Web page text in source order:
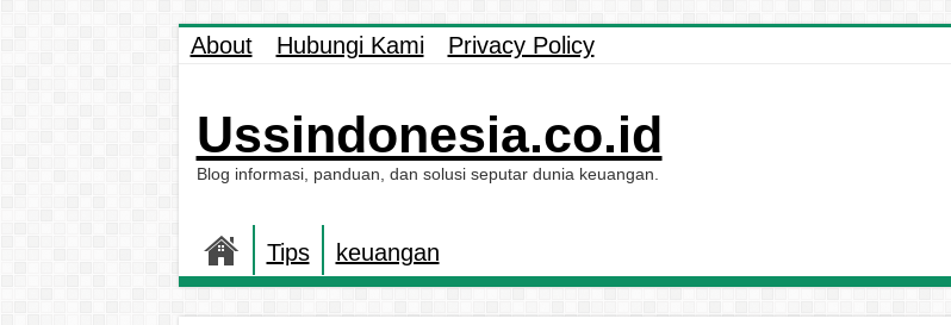
About Hubungi Kami Privacy Policy
Ussindonesia.co.id
Blog informasi, panduan, dan solusi seputar dunia keuangan.
Tips keuangan